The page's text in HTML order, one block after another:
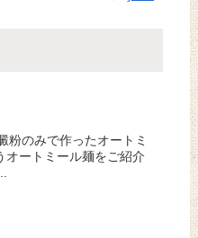
粉のみで作ったオートミ
オートミール麺をご紹介